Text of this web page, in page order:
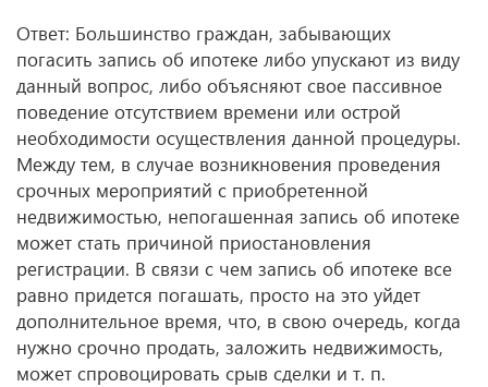
Ответ: Большинство граждан, забывающих
погасить запись об ипотеке либо упускают из виду
данный вопрос, либо объясняют свое пассивное
поведение отсутствием времени или острой
необходимости осуществления данной процедуры.
Между тем, в случае возникновения проведения
срочных мероприятий с приобретенной
недвижимостью, непогашенная запись об ипотеке
может стать причиной приостановления
регистрации. В связи с чем запись об ипотеке все
равно придется погашать, просто на это уйдет
дополнительное время, что, в свою очередь, когда
нужно срочно продать, заложить недвижимость,
может спровоцировать срыв сделки и т. п.